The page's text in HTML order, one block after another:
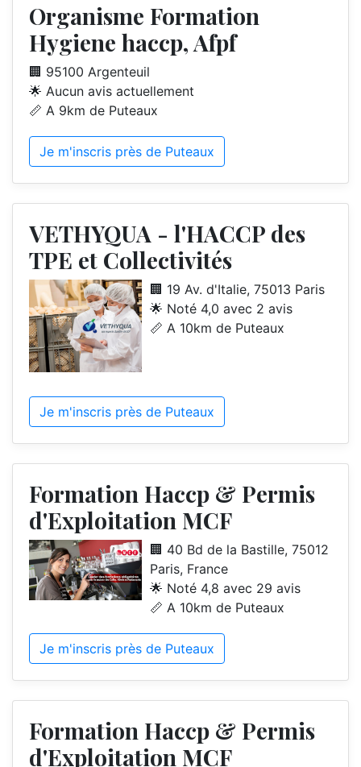
Organisme Formation
Hygiene haccp, Afpf
🏢 95100 Argenteuil
🌟 Aucun avis actuellement
📏 A 9km de Puteaux
Je m'inscris près de Puteaux
VETHYQUA - l'HACCP des
TPE et Collectivités
🏢 19 Av. d'Italie, 75013 Paris
🌟 Noté 4,0 avec 2 avis
📏 A 10km de Puteaux
Je m'inscris près de Puteaux
Formation Haccp & Permis
d'Exploitation MCF
🏢 40 Bd de la Bastille, 75012
Paris, France
🌟 Noté 4,8 avec 29 avis
📏 A 10km de Puteaux
Je m'inscris près de Puteaux
Formation Haccp & Permis
d'Exploitation MCF